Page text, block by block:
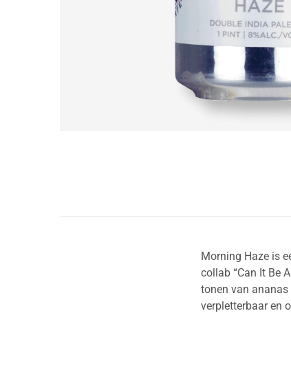
Morning Haze is
collab “Can It Be
tonen van
verpletterbaar en